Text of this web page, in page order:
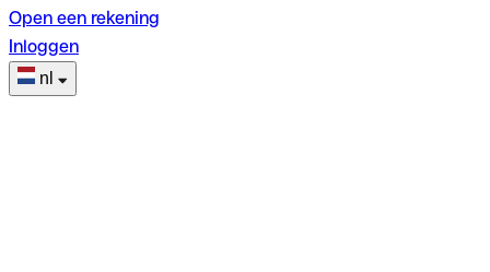
Open een rekening
Inloggen
nl